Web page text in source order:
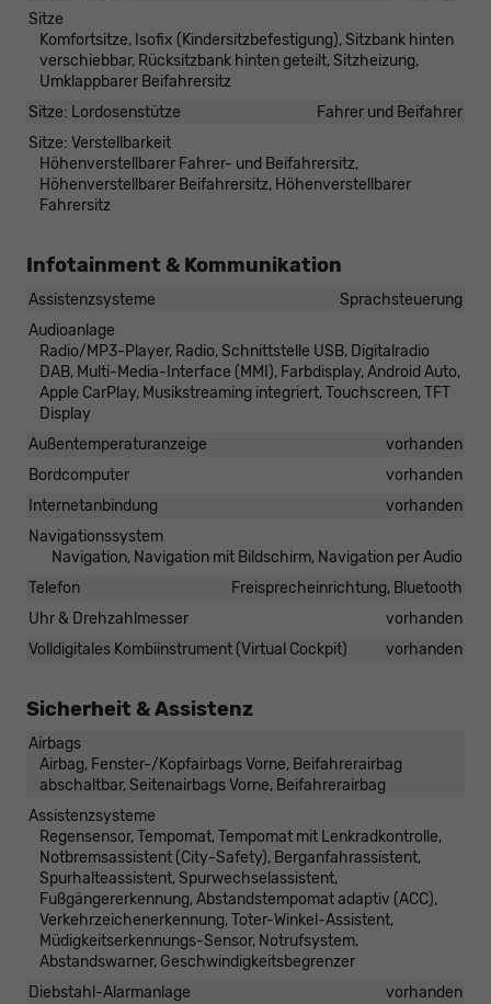
Sitze
Komfortsitze, Isofix (Kindersitzbefestigung), Sitzbank hinten
verschiebbar, Rücksitzbank hinten geteilt, Sitzheizung,
Umklappbarer Beifahrersitz
Sitze: Lordosenstütze
Fahrer und Beifahrer
Sitze: Verstellbarkeit
Höhenverstellbarer Fahrer- und Beifahrersitz,
Höhenverstellbarer Beifahrersitz, Höhenverstellbarer
Fahrersitz
Infotainment & Kommunikation
Assistenzsysteme
Sprachsteuerung
Audioanlage
Radio/MP3-Player, Radio, Schnittstelle USB, Digitalradio
DAB, Multi-Media-Interface (MMI), Farbdisplay, Android Auto,
Apple CarPlay, Musikstreaming integriert, Touchscreen, TFT
Display
Außentemperaturanzeige
vorhanden
Bordcomputer
vorhanden
Internetanbindung
vorhanden
Navigationssystem
Navigation, Navigation mit Bildschirm, Navigation per Audio
Telefon
Freisprecheinrichtung, Bluetooth
Uhr & Drehzahlmesser
vorhanden
Volldigitales Kombiinstrument (Virtual Cockpit)
vorhanden
Sicherheit & Assistenz
Airbags
Airbag, Fenster-/Kopfairbags Vorne, Beifahrerairbag
abschaltbar, Seitenairbags Vorne, Beifahrerairbag
Assistenzsysteme
Regensensor, Tempomat, Tempomat mit Lenkradkontrolle,
Notbremsassistent (City-Safety), Berganfahrassistent,
Spurhalteassistent, Spurwechselassistent,
Fußgängererkennung, Abstandstempomat adaptiv (ACC),
Verkehrzeichenerkennung, Toter-Winkel-Assistent,
Müdigkeitserkennungs-Sensor, Notrufsystem,
Abstandswarner, Geschwindigkeitsbegrenzer
Diebstahl-Alarmanlage
vorhanden